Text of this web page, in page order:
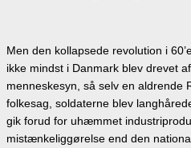
Men den kollapsede revolution i
ikke mindst i Danmark blev drevet
menneskesyn, så selv en aldrende
folkesag, soldaterne blev
gik forud for uhæmmet
mistænkeliggørelse end den